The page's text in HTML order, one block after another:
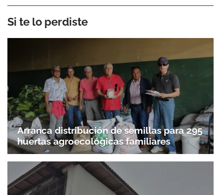
Si te lo perdiste
Arranca distribución de semillas para 295
huertas agroecológicas familiares